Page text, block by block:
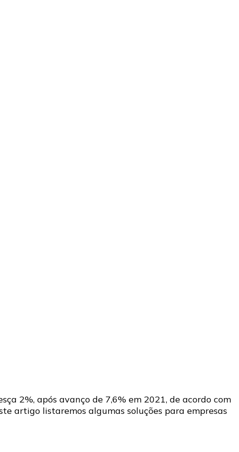
2%, após avanço de 7,6% em 2021, de acordo com
artigo listaremos algumas soluções para empresas